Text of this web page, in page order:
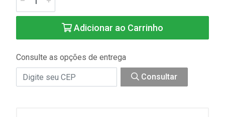
Adicionar ao Carrinho
Consulte as opções de entrega
Consultar